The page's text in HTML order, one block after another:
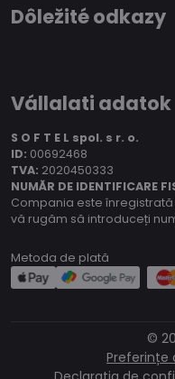
Dôležité odkazy
Vállalati adatok
S O F T E L spol. s r. o.
ID: 00692468
TVA: 2020450333
NUMĂR DE IDENTIFICARE
Compania este înregistrată
vă rugăm să introduceți
Metoda de plată
©
Preferințe